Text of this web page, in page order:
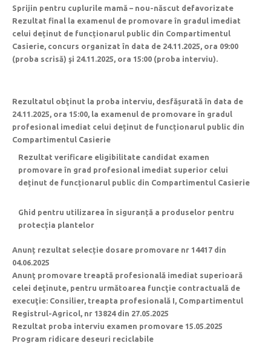
Sprijin pentru cuplurile mamă – nou-născut defavorizate
Rezultat final la examenul de promovare în gradul imediat
celui deținut de funcționarul public din Compartimentul
Casierie, concurs organizat în data de 24.11.2025, ora 09:00
(proba scrisă) şi 24.11.2025, ora 15:00 (proba interviu).
Rezultatul obţinut la proba interviu, desfășurată în data de
24.11.2025, ora 15:00, la examenul de promovare în gradul
profesional imediat celui deținut de funcționarul public din
Compartimentul Casierie
Rezultat verificare eligibilitate candidat examen
promovare în grad profesional imediat superior celui
deținut de funcționarul public din Compartimentul Casierie
Ghid pentru utilizarea în siguranță a produselor pentru
protecția plantelor
Anunț rezultat selecție dosare promovare nr 14417 din
04.06.2025
Anunţ promovare treaptă profesională imediat superioară
celei deţinute, pentru următoarea funcţie contractuală de
execuţie: Consilier, treapta profesională I, Compartimentul
Registrul-Agricol, nr 13824 din 27.05.2025
Rezultat proba interviu examen promovare 15.05.2025
Program ridicare deseuri reciclabile